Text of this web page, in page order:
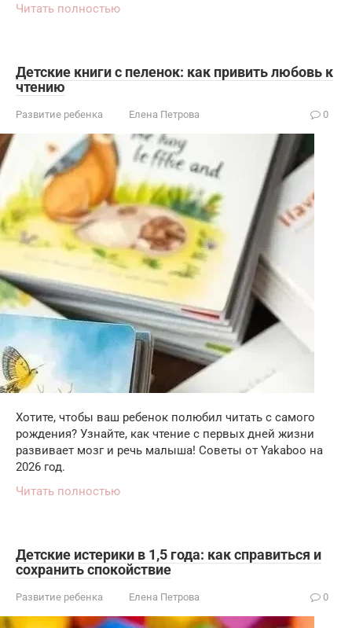
Читать полностью
Детские книги с пеленок: как привить любовь к
чтению
Развитие ребенка Елена Петрова 0
Хотите, чтобы ваш ребенок полюбил читать с самого
рождения? Узнайте, как чтение с первых дней жизни
развивает мозг и речь малыша! Советы от Yakaboo на
2026 год.
Читать полностью
Детские истерики в 1,5 года: как справиться и
сохранить спокойствие
Развитие ребенка Елена Петрова 0